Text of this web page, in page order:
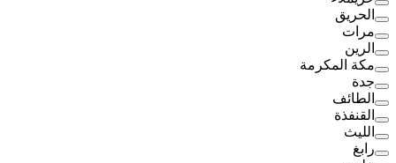
الحريق
مرات
الرين
مكة المكرمة
جدة
الطائف
القنفذة
الليث
رابغ